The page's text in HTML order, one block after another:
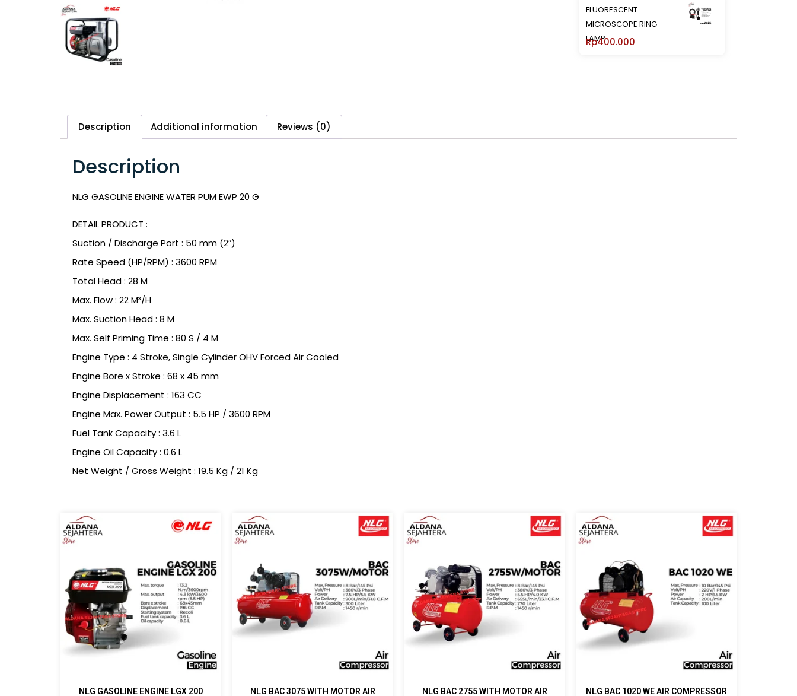
FLUORESCENT
MICROSCOPE RING
LAMP
Rp400.000
Description Additional information Reviews (0)
Description
NLG GASOLINE ENGINE WATER PUM EWP 20 G
DETAIL PRODUCT :
Suction / Discharge Port : 50 mm (2″)
Rate Speed (HP/RPM) : 3600 RPM
Total Head : 28 M
Max. Flow : 22 M³/H
Max. Suction Head : 8 M
Max. Self Priming Time : 80 S / 4 M
Engine Type : 4 Stroke, Single Cylinder OHV Forced Air Cooled
Engine Bore x Stroke : 68 x 45 mm
Engine Displacement : 163 CC
Engine Max. Power Output : 5.5 HP / 3600 RPM
Fuel Tank Capacity : 3.6 L
Engine Oil Capacity : 0.6 L
Net Weight / Gross Weight : 19.5 Kg / 21 Kg
NLG GASOLINE ENGINE LGX 200 NLG BAC 3075 WITH MOTOR AIR NLG BAC 2755 WITH MOTOR AIR NLG BAC 1020 WE AIR COMPRESSOR